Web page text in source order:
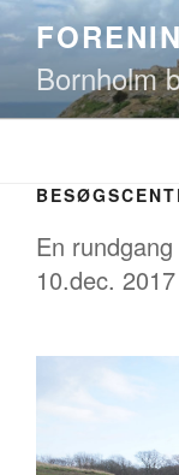
Videre
til
indholdBornholm
En
10.dec. 2017